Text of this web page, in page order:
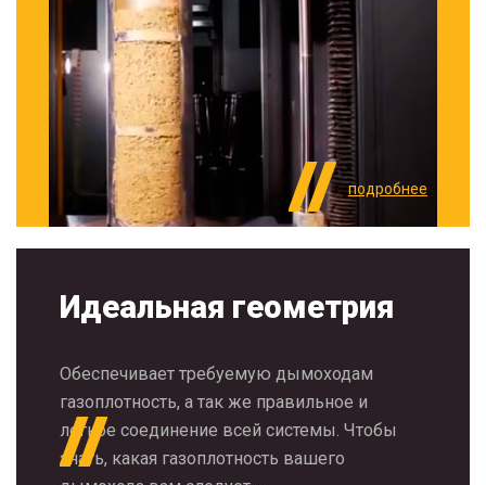
подробнее
Идеальная геометрия
Обеспечивает требуемую дымоходам
газоплотность, а так же правильное и
легкое соединение всей системы. Чтобы
знать, какая газоплотность вашего